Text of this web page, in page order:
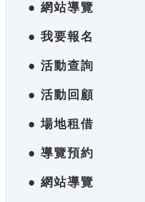
● 網站導覽
● 我要報名
● 活動查詢
● 活動回顧
● 場地租借
● 導覽預約
● 網站導覽